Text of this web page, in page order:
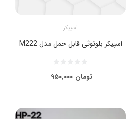
اسپیکر
اسپیکر بلوتوثی قابل حمل مدل M222
۹۵۰,۰۰۰ تومان